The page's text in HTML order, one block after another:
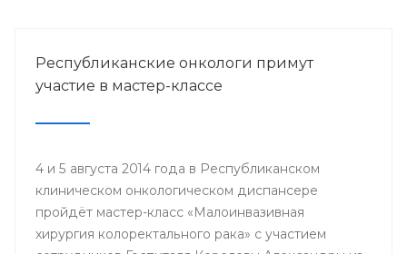
Республиканские онкологи примут
участие в мастер-классе
4 и 5 августа 2014 года в Республиканском
клиническом онкологическом диспансере
пройдёт мастер-класс «Малоинвазивная
хирургия колоректального рака» с участием